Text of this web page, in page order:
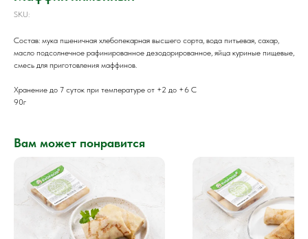
SKU:
Состав: мука пшеничная хлебопекарная высшего сорта, вода питьевая, сахар,
масло подсолнечное рафинированное дезодорированное, яйца куриные пищевые,
смесь для приготовления маффинов.
Хранение до 7 суток при температуре от +2 до +6 С
90г
Вам может понравится